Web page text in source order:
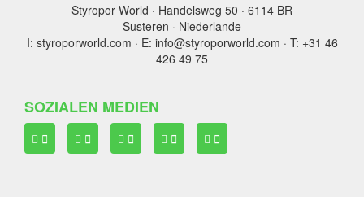
Styropor World · Handelsweg 50 · 6114 BR
Susteren · Niederlande
I: styroporworld.com · E: info@styroporworld.com · T: +31 46
426 49 75
SOZIALEN MEDIEN